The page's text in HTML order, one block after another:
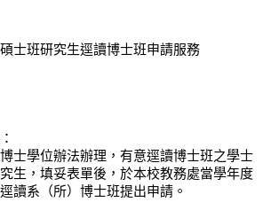
士班研究生逕讀博士班申請服務
士學位辦法辦理，有意逕讀博士班之學士
生，填妥表單後，於本校教務處當學年度
讀系（所）博士班提出申請。